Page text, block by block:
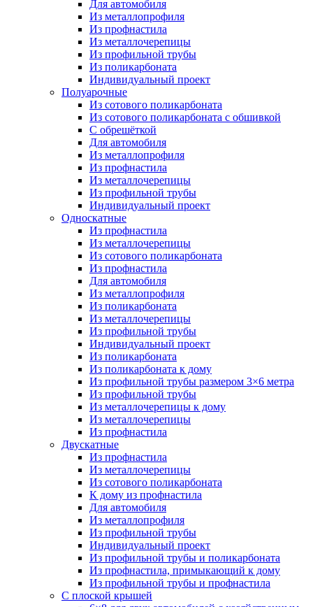
Для автомобиля
Из металлопрофиля
Из профнастила
Из металлочерепицы
Из профильной трубы
Из поликарбоната
Индивидуальный проект
Полуарочные
Из сотового поликарбоната
Из сотового поликарбоната с обшивкой
С обрешёткой
Для автомобиля
Из металлопрофиля
Из профнастила
Из металлочерепицы
Из профильной трубы
Индивидуальный проект
Односкатные
Из профнастила
Из металлочерепицы
Из сотового поликарбоната
Из профнастила
Для автомобиля
Из металлопрофиля
Из поликарбоната
Из металлочерепицы
Из профильной трубы
Индивидуальный проект
Из поликарбоната
Из поликарбоната к дому
Из профильной трубы размером 3×6 метра
Из профильной трубы
Из металлочерепицы к дому
Из металлочерепицы
Из профнастила
Двускатные
Из профнастила
Из металлочерепицы
Из сотового поликарбоната
К дому из профнастила
Для автомобиля
Из металлопрофиля
Из профильной трубы
Индивидуальный проект
Из профильной трубы и поликарбоната
Из профнастила, примыкающий к дому
Из профильной трубы и профнастила
С плоской крышей